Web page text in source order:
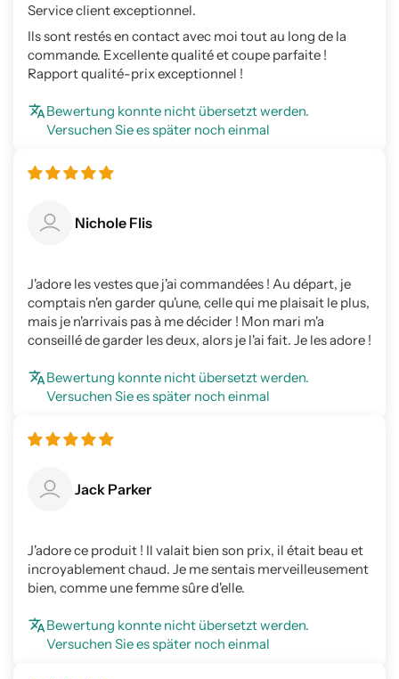
Service client exceptionnel.
Ils sont restés en contact avec moi tout au long de la
commande. Excellente qualité et coupe parfaite !
Rapport qualité-prix exceptionnel !
Bewertung konnte nicht übersetzt werden.
Versuchen Sie es später noch einmal
Nichole Flis
J'adore les vestes que j'ai commandées ! Au départ, je
comptais n'en garder qu'une, celle qui me plaisait le plus,
mais je n'arrivais pas à me décider ! Mon mari m'a
conseillé de garder les deux, alors je l'ai fait. Je les adore !
Bewertung konnte nicht übersetzt werden.
Versuchen Sie es später noch einmal
Jack Parker
J'adore ce produit ! Il valait bien son prix, il était beau et
incroyablement chaud. Je me sentais merveilleusement
bien, comme une femme sûre d'elle.
Bewertung konnte nicht übersetzt werden.
Versuchen Sie es später noch einmal